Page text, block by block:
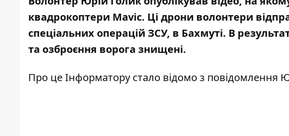
квадрокоптери Mavic. Ці дрони волонтери
спеціальних операцій ЗСУ, в Бахмуті. В
та озброєння ворога знищені.
Про це Інформатору стало відомо з повідомлення